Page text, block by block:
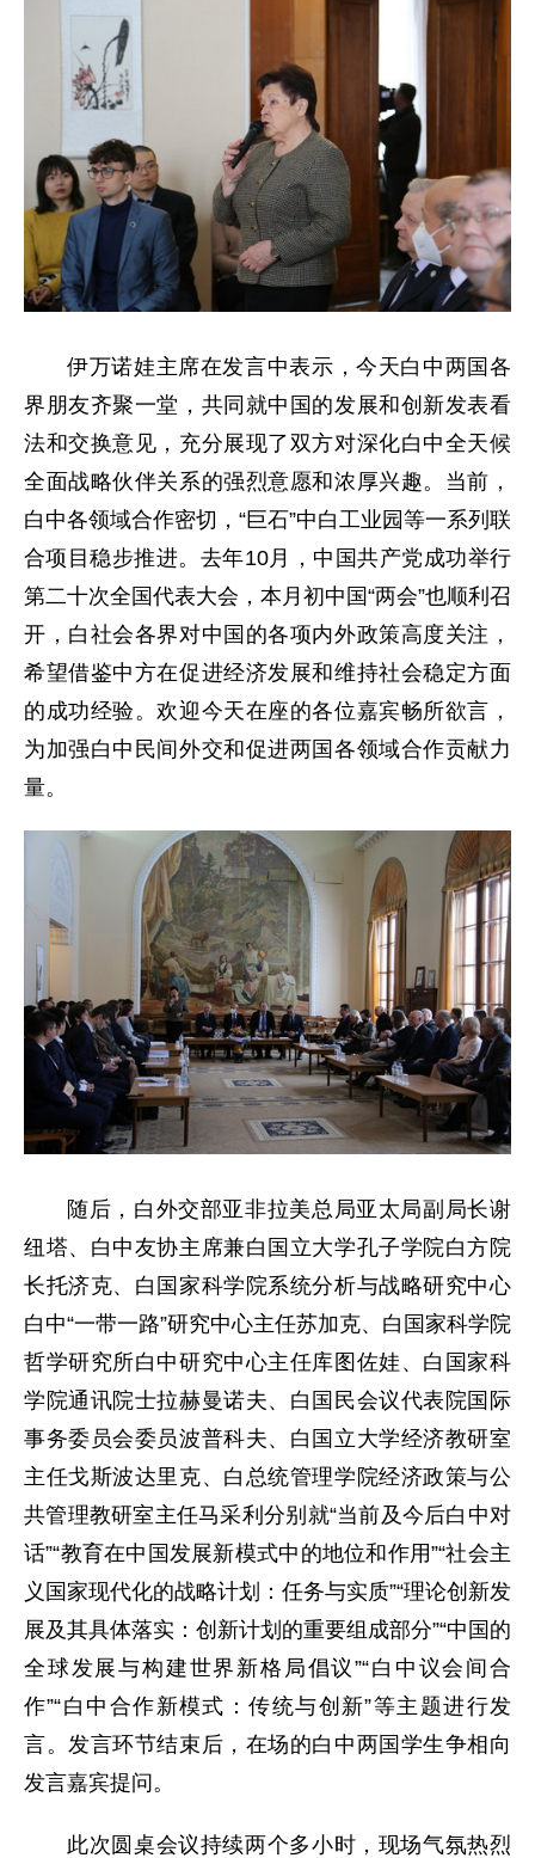
伊万诺娃主席在发言中表示，今天白中两国各
界朋友齐聚一堂，共同就中国的发展和创新发表看
法和交换意见，充分展现了双方对深化白中全天候
全面战略伙伴关系的强烈意愿和浓厚兴趣。当前，
白中各领域合作密切，“巨石”中白工业园等一系列联
合项目稳步推进。去年10月，中国共产党成功举行
第二十次全国代表大会，本月初中国“两会”也顺利召
开，白社会各界对中国的各项内外政策高度关注，
希望借鉴中方在促进经济发展和维持社会稳定方面
的成功经验。欢迎今天在座的各位嘉宾畅所欲言，
为加强白中民间外交和促进两国各领域合作贡献力
量。
随后，白外交部亚非拉美总局亚太局副局长谢
纽塔、白中友协主席兼白国立大学孔子学院白方院
长托济克、白国家科学院系统分析与战略研究中心
白中“一带一路”研究中心主任苏加克、白国家科学院
哲学研究所白中研究中心主任库图佐娃、白国家科
学院通讯院士拉赫曼诺夫、白国民会议代表院国际
事务委员会委员波普科夫、白国立大学经济教研室
主任戈斯波达里克、白总统管理学院经济政策与公
共管理教研室主任马采利分别就“当前及今后白中对
话”“教育在中国发展新模式中的地位和作用”“社会主
义国家现代化的战略计划：任务与实质”“理论创新发
展及其具体落实：创新计划的重要组成部分”“中国的
全球发展与构建世界新格局倡议”“白中议会间合
作”“白中合作新模式：传统与创新”等主题进行发
言。发言环节结束后，在场的白中两国学生争相向
发言嘉宾提问。
此次圆桌会议持续两个多小时，现场气氛热烈